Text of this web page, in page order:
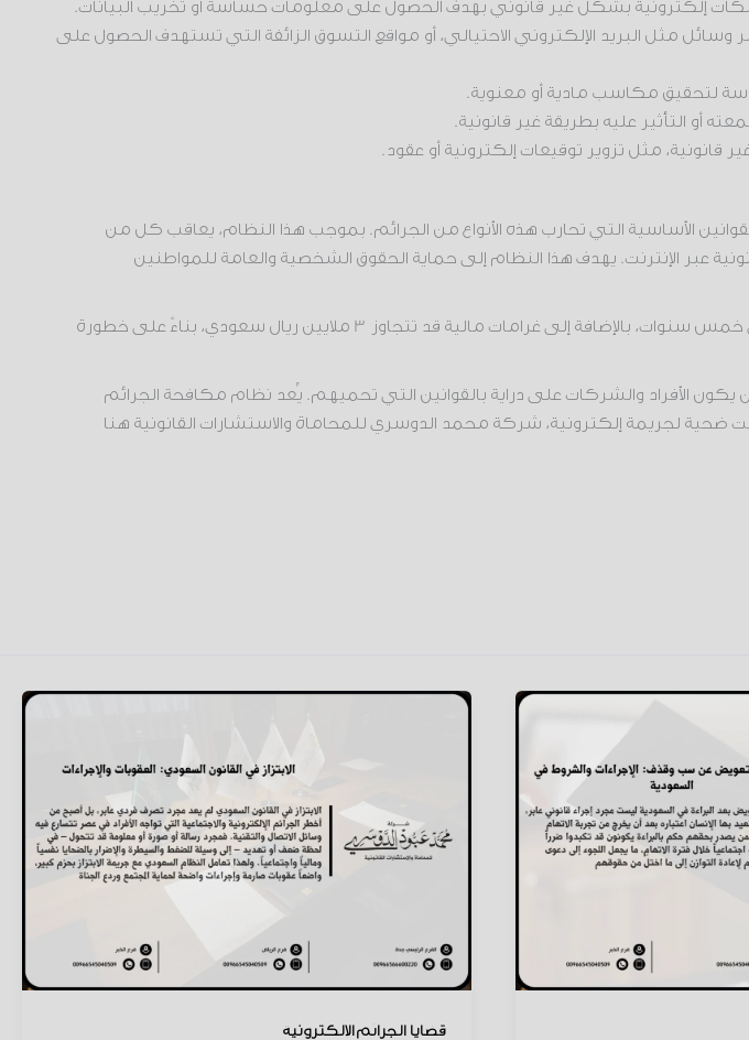
وسائل مثل البريد الإلكتروني الاحتيالي، أو مواقع التسوق الزائفة التي تستهدف الحصول على
لتحقيق مكاسب مادية أو معنوية.
التأثير عليه بطريقة غير قانونية.
قانونية، مثل تزوير توقيعات إلكترونية أو عقود.
الجرائم الإلكترونية الصادر في المملكة العربية السعودية عام 2007، من القوانين الأساسية التي تحارب هذه الأنواع من الجرائم. بموجب هذا النظام، يعاقب كل من
عبر الإنترنت. يهدف هذا النظام إلى حماية الحقوق الشخصية والعامة للمواطنين
وفقاً للمادة 3 من النظام، يعاقب المتورطون في الجرائم الإلكترونية بالسجن لمدة تصل إلى خمس سنوات، بالإضافة إلى غرامات مالية قد تتجاوز 3 ملايين ريال سعودي، بناءً على خطورة
الأفراد والشركات على دراية بالقوانين التي تحميهم. يُعد نظام مكافحة الجرائم
ضحية لجريمة إلكترونية، شركة محمد الدوسري للمحاماة والاستشارات القانونية هنا
قضايا الجرائم الإلكترونية